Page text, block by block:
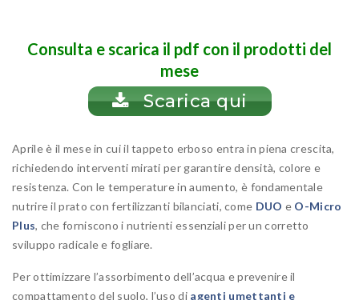
Consulta e scarica il pdf con il prodotti del
mese
Scarica qui
Aprile è il mese in cui il tappeto erboso entra in piena crescita,
richiedendo interventi mirati per garantire densità, colore e
resistenza. Con le temperature in aumento, è fondamentale
nutrire il prato con fertilizzanti bilanciati, come DUO e O-Micro
Plus, che forniscono i nutrienti essenziali per un corretto
sviluppo radicale e fogliare.
Per ottimizzare l’assorbimento dell’acqua e prevenire il
compattamento del suolo, l’uso di agenti umettanti e